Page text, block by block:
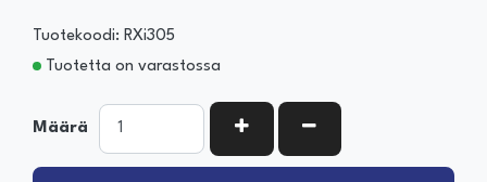
Tuotekoodi: RXi305
Tuotetta on varastossa
Määrä KASVATA MÄÄRÄÄ
VÄHENNÄ MÄÄRÄÄ